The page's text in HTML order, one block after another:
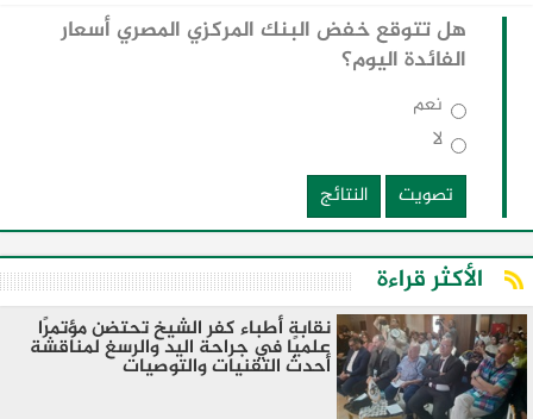
هل تتوقع خفض البنك المركزي المصري أسعار
الفائدة اليوم؟
نعم
لا
تصويت
النتائج
الأكثر قراءة
نقابة أطباء كفر الشيخ تحتضن مؤتمرًا
علميًا في جراحة اليد والرسغ لمناقشة
أحدث التقنيات والتوصيات